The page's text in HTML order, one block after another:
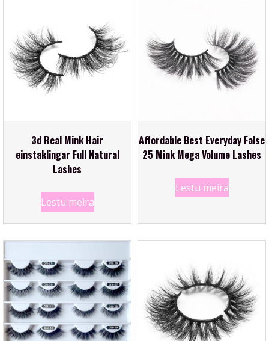
3d Real Mink Hair
einstaklingar Full Natural
Lashes
Lestu meira
Affordable Best Everyday False
25 Mink Mega Volume Lashes
Lestu meira